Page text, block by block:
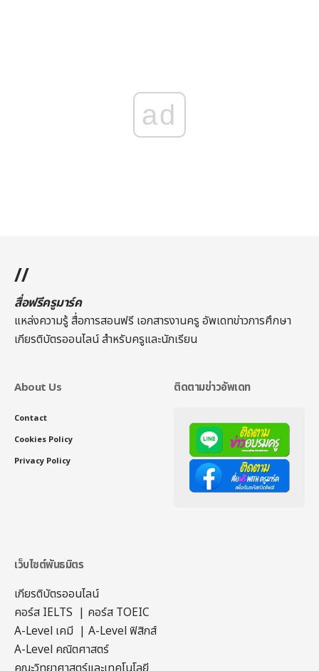
ad
//
สื่อฟรีครูมาร์ค
แหล่งความรู้ สื่อการสอนฟรี เอกสารงานครู อัพเดทข่าวการศึกษา
เกียรติบัตรออนไลน์สำหรับครูและนักเรียน
About Us
Contact
Cookies Policy
Privacy Policy
ติดตามข่าวอัพเดท
เว็บไซต์พันธมิตร
เกียรติบัตรออนไลน์
คอร์ส IELTS | คอร์ส TOEIC
A-Level เคมี | A-Level ฟิสิกส์
A-Level คณิตศาสตร์